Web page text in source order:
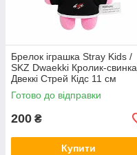
Брелок іграшка Stray Kids /
SKZ Dwaekki Кролик-свинка
Двеккі Стрей Кідс 11 см
Готово до відправки
200 ₴
Купити